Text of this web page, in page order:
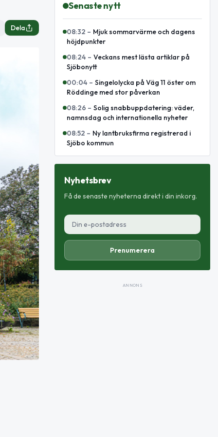
Dela
Senaste nytt
08:32 – Mjuk sommarvärme och dagens
höjdpunkter
08:24 – Veckans mest lästa artiklar på
Sjöbonytt
00:04 – Singelolycka på Väg 11 öster om
Röddinge med stor påverkan
08:26 – Solig snabbuppdatering: väder,
namnsdag och internationella nyheter
08:52 – Ny lantbruksfirma registrerad i
Sjöbo kommun
Nyhetsbrev
Få de senaste nyheterna direkt i din inkorg.
Prenumerera
ANNONS